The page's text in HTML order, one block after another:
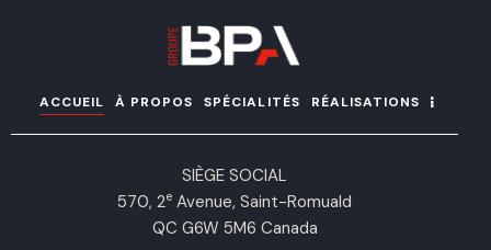
ACCUEIL À PROPOS SPÉCIALITÉS RÉALISATIONS
SIÈGE SOCIAL
570, 2e Avenue, Saint-Romuald
QC G6W 5M6 Canada